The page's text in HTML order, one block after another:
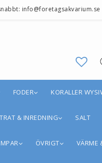
info@foretagsakvarium.se
FODER KORALLER
& INREDNING SALT
ÖVRIGT VÄRME